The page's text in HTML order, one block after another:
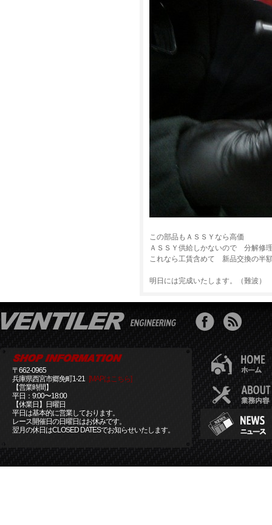
この部品もＡＳＳＹなら高価
ＡＳＳＹ供給しかないので 分解修
これなら工賃含めて 新品交換の半
明日には完成いたします。（難波）
〒662-0965
兵庫県西宮市郷免町1-21 [MAPはこちら]
【営業時間】
平日：9:00〜18:00
【休業日】日曜日
平日は基本的に営業しております。
レース開催日の日曜日はお休みです。
翌月の休日はCLOSED DATESでお知らせいたします。